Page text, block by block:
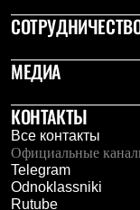
Утепленная пухом
Комбинезоны
Куртки
Брюки
Комбинезоны
Куртки
Брюки
Лёгкая одежда
Футболки
Толстовки
МЕДИА
КОНТАКТЫ
Все контакты
Официальные
Telegram
Odnoklassniki
Rutube